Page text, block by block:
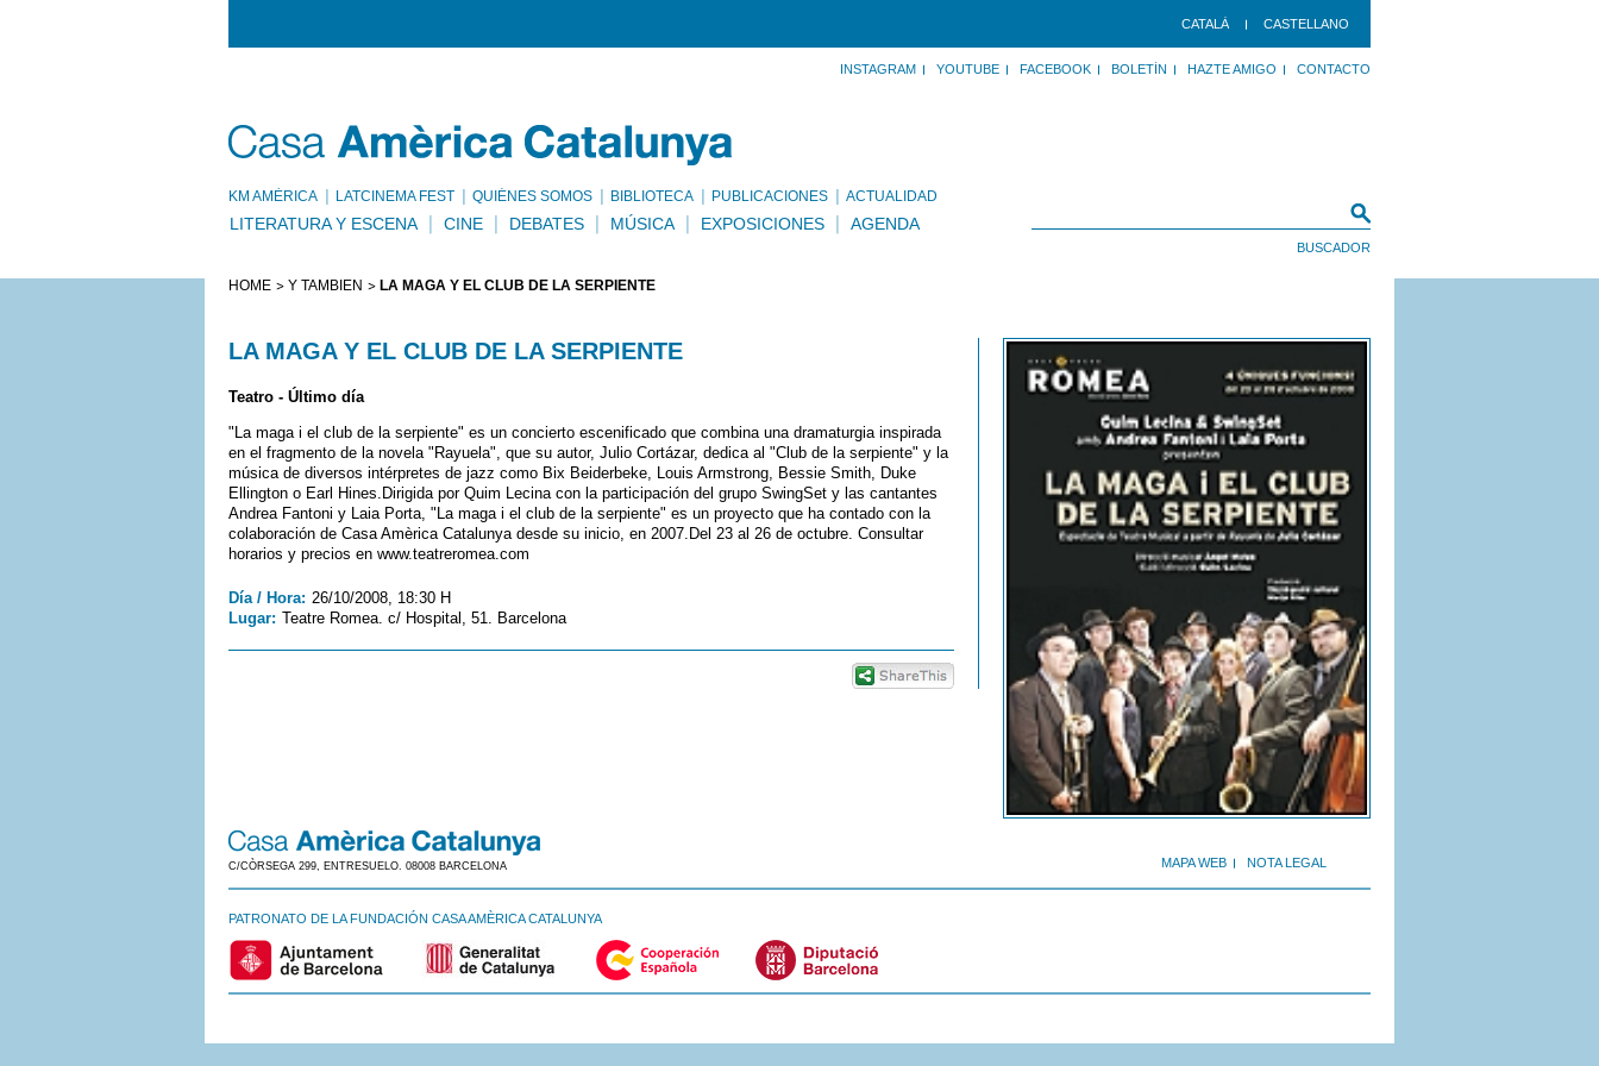
CATALÀ CASTELLANO
INSTAGRAM YOUTUBE FACEBOOK BOLETÍN HAZTE AMIGO CONTACTO
KM AMÈRICA LATCINEMA FEST QUIÉNES SOMOS BIBLIOTECA PUBLICACIONES ACTUALIDAD
LITERATURA Y ESCENA CINE DEBATES MÚSICA EXPOSICIONES AGENDA
HOME Y TAMBIÉN LA MAGA Y EL CLUB DE LA SERPIENTE
LA MAGA Y EL CLUB DE LA SERPIENTE
Teatro - Último día
"La maga i el club de la serpiente" es un concierto escenificado que combina una dramaturgia inspirada
en el fragmento de la novela "Rayuela", que su autor, Julio Cortázar, dedica al "Club de la serpiente" y la
música de diversos intérpretes de jazz como Bix Beiderbeke, Louis Armstrong, Bessie Smith, Duke
Ellington o Earl Hines.Dirigida por Quim Lecina con la participación del grupo SwingSet y las cantantes
Andrea Fantoni y Laia Porta, "La maga i el club de la serpiente" es un proyecto que ha contado con la
colaboración de Casa Amèrica Catalunya desde su inicio, en 2007.Del 23 al 26 de octubre. Consultar
horarios y precios en www.teatreromea.com
Día / Hora: 26/10/2008, 18:30 H
Lugar: Teatre Romea. c/ Hospital, 51. Barcelona
MAPA WEB NOTA LEGAL
C/CÒRSEGA 299, ENTRESUELO. 08008 BARCELONA
PATRONATO DE LA FUNDACIÓN CASA AMÈRICA CATALUNYA